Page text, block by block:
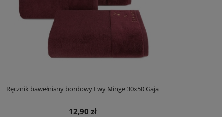
Ręcznik bawełniany bordowy Ewy Minge 30x50 Gaja
12,90 zł